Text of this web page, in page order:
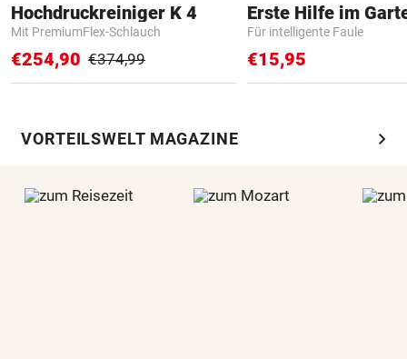
Hochdruckreiniger K 4
Mit PremiumFlex-Schlauch
€254,90 €374,99
Erste Hilfe im
Für intelligente Faule
€15,95
VORTEILSWELT MAGAZINE chevron_right